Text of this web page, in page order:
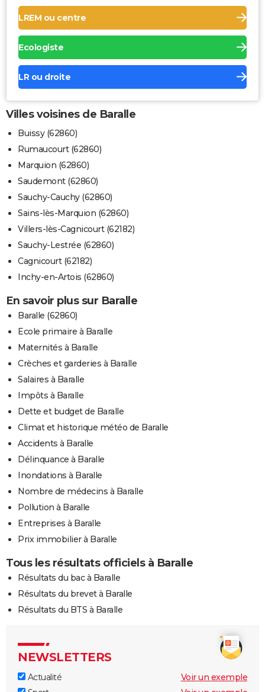
LREM ou centre
Ecologiste
LR ou droite
Villes voisines de Baralle
Buissy (62860)
Rumaucourt (62860)
Marquion (62860)
Saudemont (62860)
Sauchy-Cauchy (62860)
Sains-lès-Marquion (62860)
Villers-lès-Cagnicourt (62182)
Sauchy-Lestrée (62860)
Cagnicourt (62182)
Inchy-en-Artois (62860)
En savoir plus sur Baralle
Baralle (62860)
Ecole primaire à Baralle
Maternités à Baralle
Crèches et garderies à Baralle
Salaires à Baralle
Impôts à Baralle
Dette et budget de Baralle
Climat et historique météo de Baralle
Accidents à Baralle
Délinquance à Baralle
Inondations à Baralle
Nombre de médecins à Baralle
Pollution à Baralle
Entreprises à Baralle
Prix immobilier à Baralle
Tous les résultats officiels à Baralle
Résultats du bac à Baralle
Résultats du brevet à Baralle
Résultats du BTS à Baralle
NEWSLETTERS
Actualité
Voir un exemple